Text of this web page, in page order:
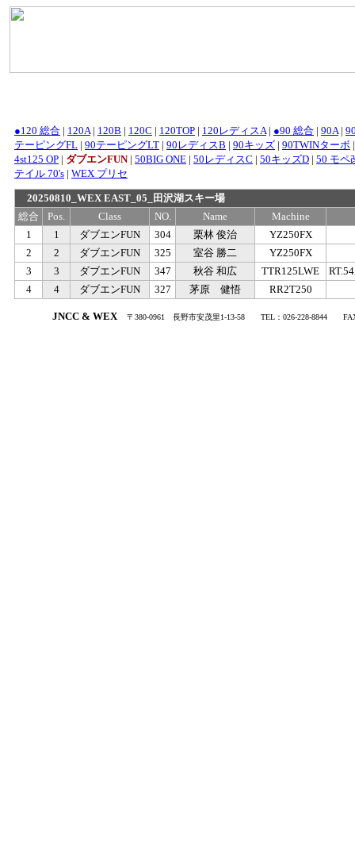
●120 総合 | 120A| 120B | 120C | 120TOP | 120レディスA| ●90 総合 | 90A|
テーピングFL | 90テーピングLT | 90レディスB | 90キッズ | 90TWINターボ
4st125 OP | ダブエンFUN| 50BIG ONE | 50レディスC | 50キッズD | 50 モペ
テイル 70's | WEX プリセ
20250810_WEX EAST_05_田沢湖スキー場
総合
Pos. Class NO. Name
Machine
1
1 ダブエンFUN 304 栗林 俊治
YZ250FX
2
2 ダブエンFUN 325 室谷 勝二
YZ250FX
3
3 ダブエンFUN 347 秋谷 和広 TTR125LWE
4
4 ダブエンFUN 327 茅原 健悟 RR2T250
JNCC & WEX 〒380-0961 長野市安茂里1-13-58 TEL：026-228-8844